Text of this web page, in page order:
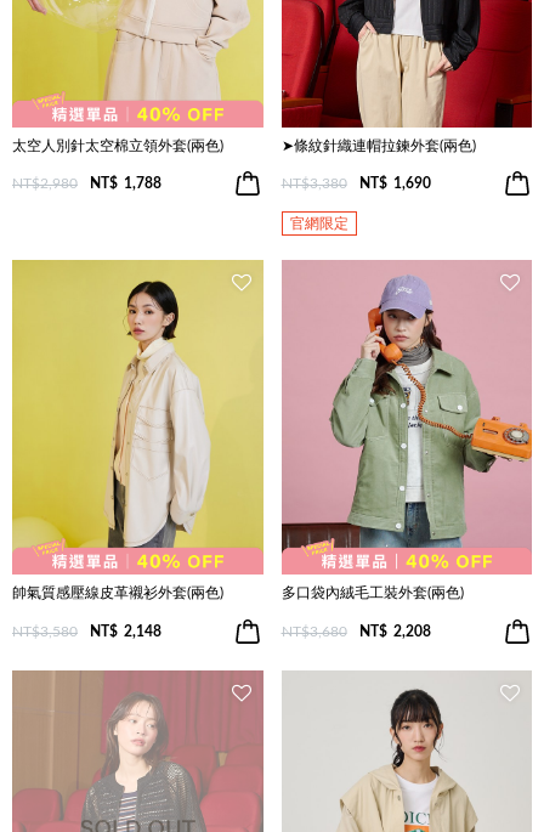
太空人別針太空棉立領外套(兩色)
NT$2,980 NT$ 1,788
➤條紋針織連帽拉鍊外套(兩色)
NT$3,380 NT$ 1,690
官網限定
帥氣質感壓線皮革襯衫外套(兩色)
NT$3,580 NT$ 2,148
多口袋內絨毛工裝外套(兩色)
NT$3,680 NT$ 2,208